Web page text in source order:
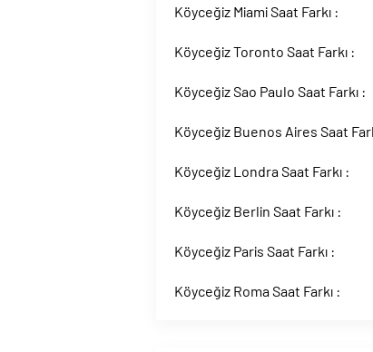
Köyceğiz Miami Saat Farkı :
Köyceğiz Toronto Saat Farkı :
Köyceğiz Sao Paulo Saat Farkı :
Köyceğiz Buenos Aires Saat
Köyceğiz Londra Saat Farkı :
Köyceğiz Berlin Saat Farkı :
Köyceğiz Paris Saat Farkı :
Köyceğiz Roma Saat Farkı :